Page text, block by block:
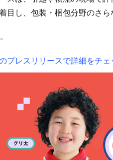
目し、包装・梱包分野のさ
プレスリリースで詳細をチェ